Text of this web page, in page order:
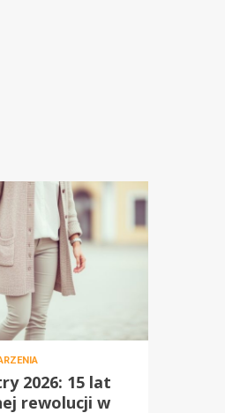
2026: 15 lat
rewolucji w